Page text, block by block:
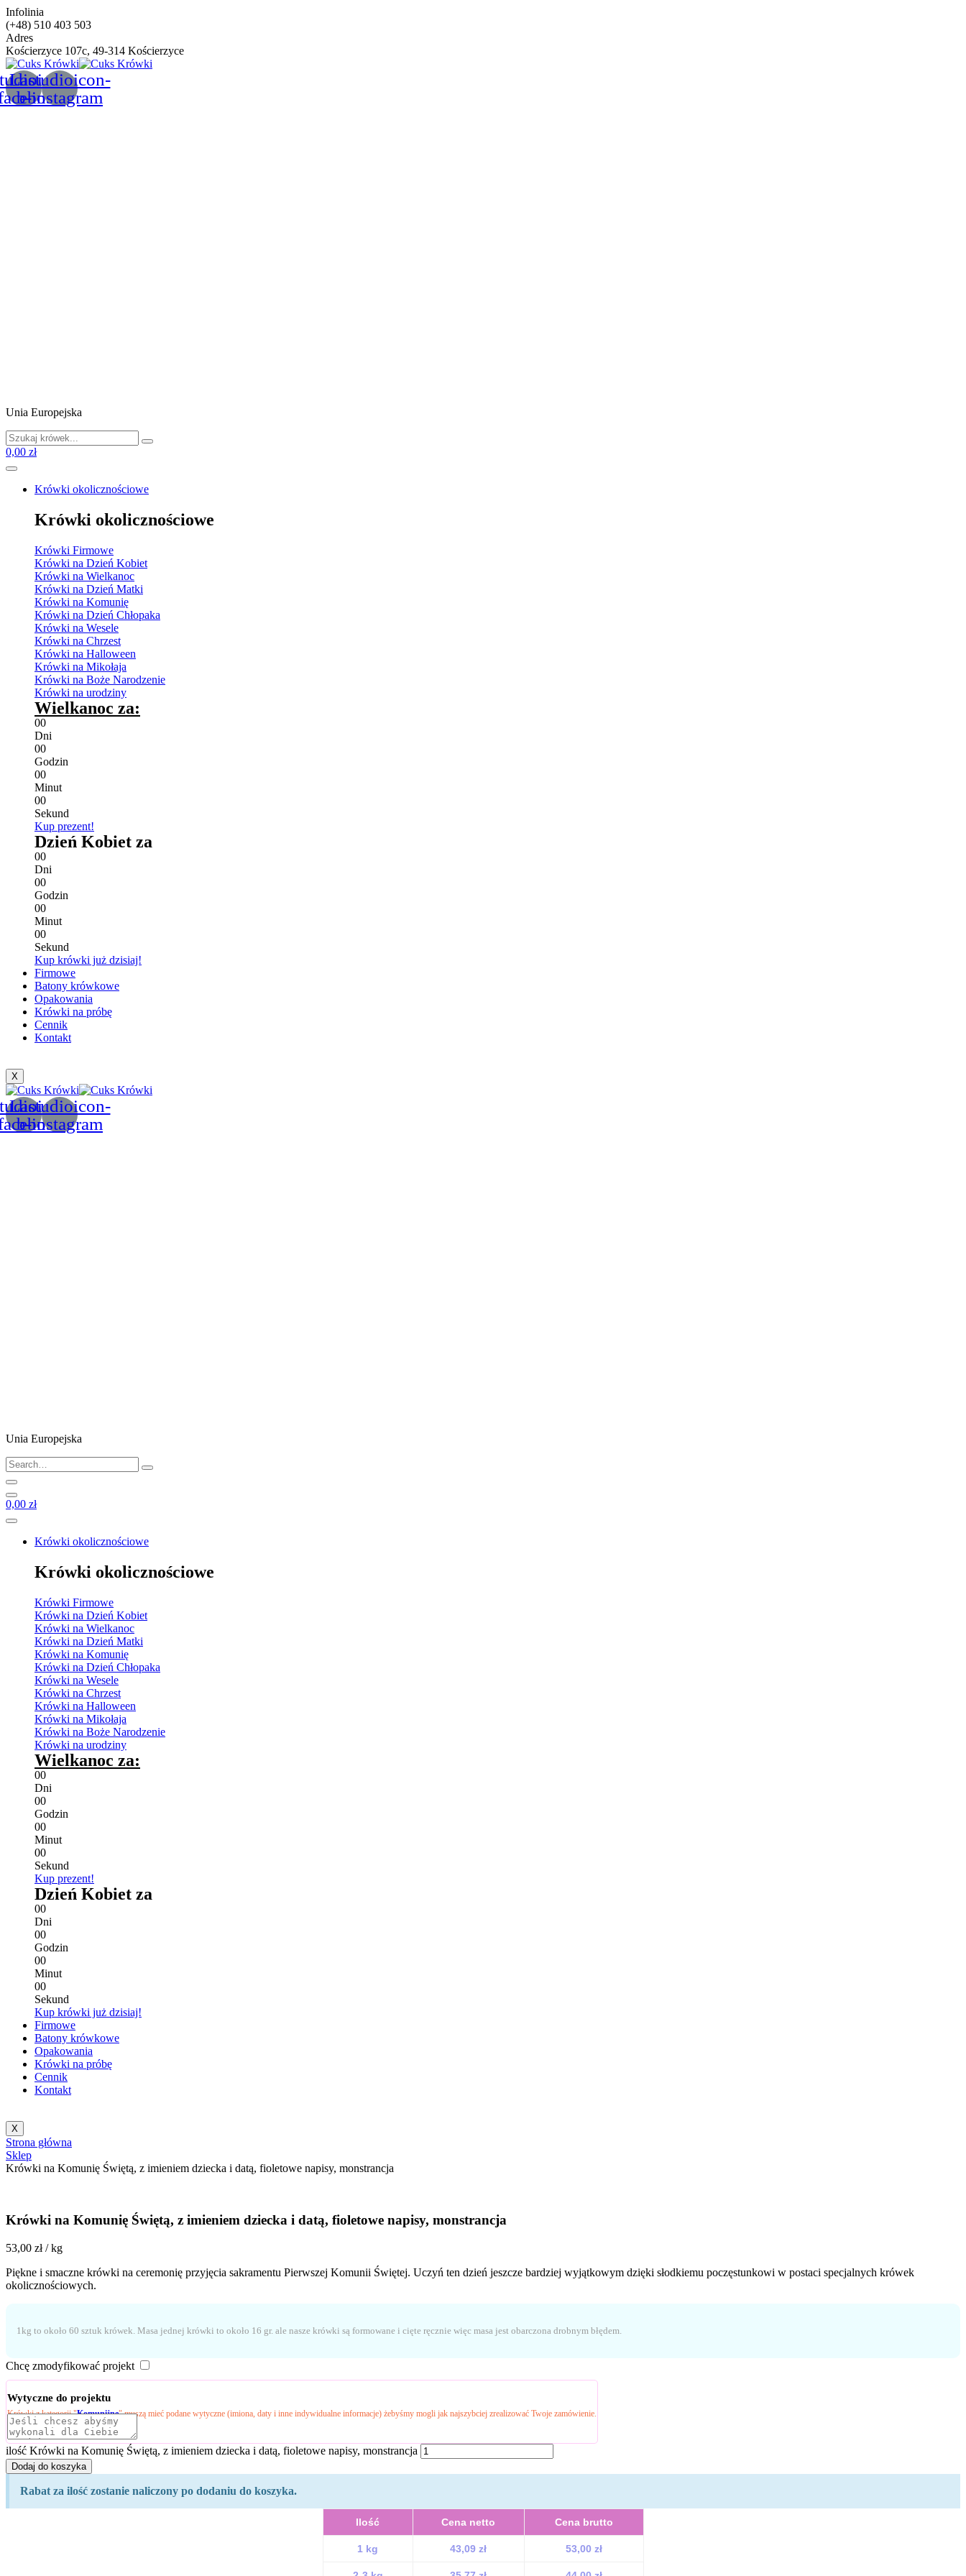
Infolinia
(+48) 510 403 503
Adres
Kościerzyce 107c, 49-314 Kościerzyce
Lastudioicon-
b-instagram
Unia Europejska
0,00 zł
Krówki okolicznościowe
Krówki okolicznościowe
Krówki Firmowe
Krówki na Dzień Kobiet
Krówki na Wielkanoc
Krówki na Dzień Matki
Krówki na Komunię
Krówki na Dzień Chłopaka
Krówki na Wesele
Krówki na Chrzest
Krówki na Halloween
Krówki na Mikołaja
Krówki na Boże Narodzenie
Krówki na urodziny
Wielkanoc za:
00
Dni
00
Godzin
00
Minut
00
Sekund
Kup prezent!
Dzień Kobiet za
00
Dni
00
Godzin
00
Minut
00
Sekund
Kup krówki już dzisiaj!
Firmowe
Batony krówkowe
Opakowania
Krówki na próbę
Cennik
Kontakt
X
Lastudioicon-
b-instagram
Unia Europejska
0,00 zł
Krówki okolicznościowe
Krówki okolicznościowe
Krówki Firmowe
Krówki na Dzień Kobiet
Krówki na Wielkanoc
Krówki na Dzień Matki
Krówki na Komunię
Krówki na Dzień Chłopaka
Krówki na Wesele
Krówki na Chrzest
Krówki na Halloween
Krówki na Mikołaja
Krówki na Boże Narodzenie
Krówki na urodziny
Wielkanoc za:
00
Dni
00
Godzin
00
Minut
00
Sekund
Kup prezent!
Dzień Kobiet za
00
Dni
00
Godzin
00
Minut
00
Sekund
Kup krówki już dzisiaj!
Firmowe
Batony krówkowe
Opakowania
Krówki na próbę
Cennik
Kontakt
X
Strona główna
Sklep
Krówki na Komunię Świętą, z imieniem dziecka i datą, fioletowe napisy, monstrancja
Krówki na Komunię Świętą, z imieniem dziecka i datą, fioletowe napisy, monstrancja
53,00 zł / kg
Piękne i smaczne krówki na ceremonię przyjęcia sakramentu Pierwszej Komunii Świętej. Uczyń ten dzień jeszcze bardziej wyjątkowym dzięki słodkiemu poczęstunkowi w postaci specjalnych krówek
okolicznościowych.
1kg to około 60 sztuk krówek. Masa jednej krówki to około 16 gr. ale nasze krówki są formowane i cięte ręcznie więc masa jest obarczona drobnym błędem.
Chcę zmodyfikować projekt
Wytyczne do projektu
Krówki z kategorii "Komunijne" muszą mieć podane wytyczne (imiona, daty i inne indywidualne informacje) żebyśmy mogli jak najszybciej zrealizować Twoje zamówienie.
ilość Krówki na Komunię Świętą, z imieniem dziecka i datą, fioletowe napisy, monstrancja
Dodaj do koszyka
Rabat za ilość zostanie naliczony po dodaniu do koszyka.
Ilość Cena netto Cena brutto
1 kg 43,09 zł 53,00 zł